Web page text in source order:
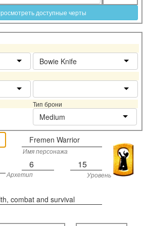
доступные черты
Bowie Knife
Тип брони
Medium
Fremen Warrior
Имя персонажа
6 15
Архетип
Уровень
combat and survival